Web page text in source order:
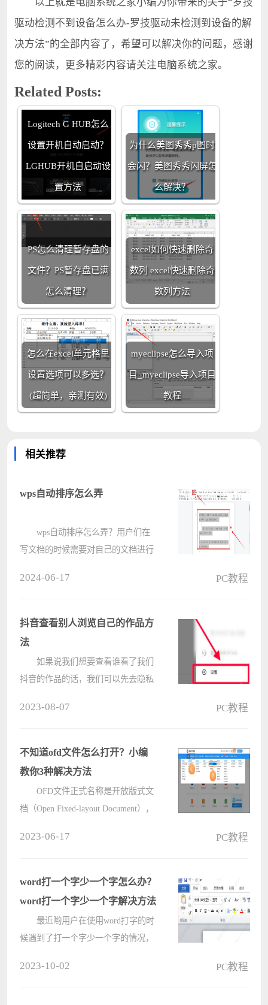
驱动检测不到设备怎么办-罗技驱动未检测到设备的解
决方法”的全部内容了，希望可以解决你的问题，感谢
您的阅读，更多精彩内容请关注电脑系统之家。
Related Posts:
Logitech G HUB怎么
设置开机自动启动？
LGHUB开机自启动设
置方法
为什么美图秀秀p图时
会闪？美图秀秀闪屏怎
么解决？
PS怎么清理暂存盘的
文件？PS暂存盘已满
怎么清理？
excel如何快速删除奇
数列 excel快速删除奇
数列方法
怎么在excel单元格里
设置选项可以多选？
(超简单，亲测有效)
myeclipse怎么导入项
目_myeclipse导入项目
教程
相关推荐
wps自动排序怎么弄
wps自动排序怎么弄？用户们在
写文档的时候需要对自己的文档进行
烦。接下来就让本站来为用户们来仔
细的介????
2024-06-17 PC教程
抖音查看别人浏览自己的作品方
法
如果说我们想要查看谁看了我们
抖音的作品的话，我们可以先去隐私
人浏览自己的作品方法：
1、????
2023-08-07 PC教程
不知道ofd文件怎么打开？小编
教你3种解决方法
OFD文件正式名称是开放版式文
档（Open Fixed-layout Document），
安全性高、可支持验证是OFD文件的
核心????
2023-06-17 PC教程
word打一个字少一个字怎么办？
word打一个字少一个字解决方法
最近哟用户在使用word打字的时
候遇到了打一个字少一个字的情况，
2023-10-02 PC教程